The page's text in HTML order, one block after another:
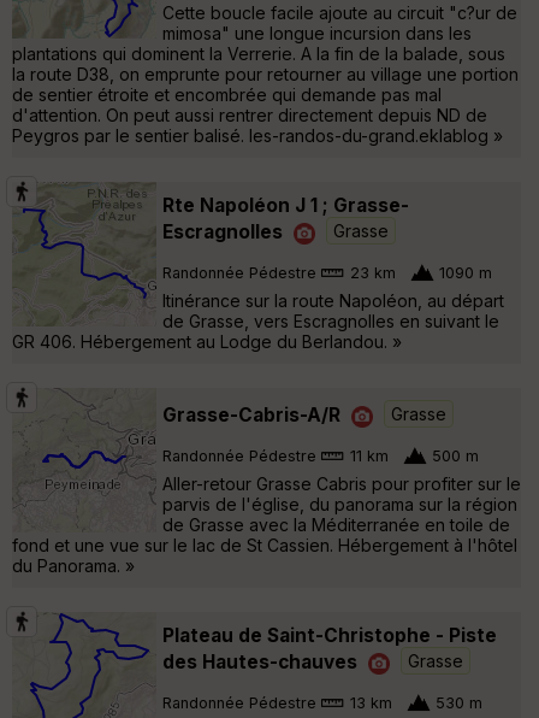
Cette boucle facile ajoute au circuit "c?ur de
mimosa" une longue incursion dans les
plantations qui dominent la Verrerie. A la fin de la balade, sous
la route D38, on emprunte pour retourner au village une portion
de sentier étroite et encombrée qui demande pas mal
d'attention. On peut aussi rentrer directement depuis ND de
Peygros par le sentier balisé. les-randos-du-grand.eklablog »
Rte Napoléon J 1 ; Grasse-
Escragnolles
Grasse
Randonnée Pédestre 23 km 1090 m
Itinérance sur la route Napoléon, au départ
de Grasse, vers Escragnolles en suivant le
GR 406. Hébergement au Lodge du Berlandou. »
Grasse-Cabris-A/R Grasse
Randonnée Pédestre 11 km 500 m
Aller-retour Grasse Cabris pour profiter sur le
parvis de l'église, du panorama sur la région
de Grasse avec la Méditerranée en toile de
fond et une vue sur le lac de St Cassien. Hébergement à l'hôtel
du Panorama. »
Plateau de Saint-Christophe - Piste
des Hautes-chauves
Grasse
Randonnée Pédestre 13 km 530 m